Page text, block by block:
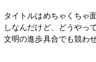
タイトルはめちゃくちゃ
しなんだけど、どうやっ
文明の進歩具合でも競わ